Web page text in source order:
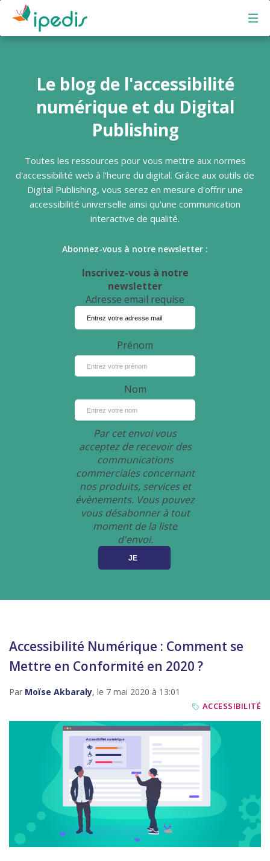
Ipedis - Aller à la page d'accueil
Le blog de l'accessibilité
numérique et du Digital
Publishing
Toutes les ressources pour vous mettre aux normes
d'accessibilité web à l'heure du digital. Grâce aux outils de
Digital Publishing, vous serez en mesure d'offrir une
accessibilité universelle ainsi qu'une communication
interactive de qualité.
Abonnez-vous à notre newsletter :
Inscrivez-vous à notre
newsletter
Adresse email requise
Prénom
Nom
Par cet envoi vous
acceptez de recevoir des
communications
commerciales concernant
nos produits, services et
évènements. Vous pouvez
vous désabonner à tout
moment de la liste
d'envoi.
Accessibilité Numérique : Comment se
Mettre en Conformité en 2020 ?
Par Moïse Akbaraly, le 7 mai 2020 à 13:01
ACCESSIBILITÉ